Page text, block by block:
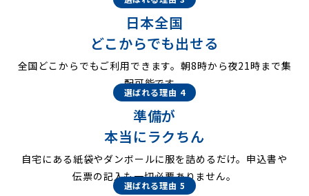
日本全国
どこからでも出せる
全国どこからでもご利用できます。朝8時から夜21時まで集
配可能です。
選ばれる理由 4
準備が
本当にラクちん
自宅にある紙袋やダンボールに服を詰めるだけ。申込書や
伝票の記入も一切必要ありません。
選ばれる理由 5